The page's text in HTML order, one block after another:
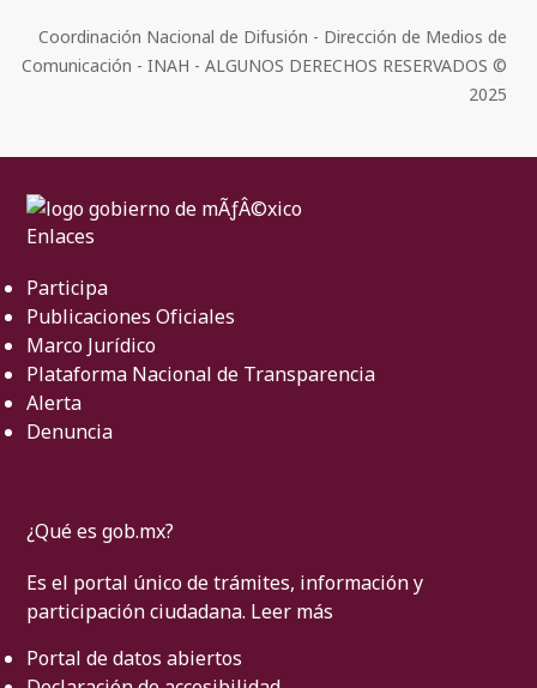
Coordinación Nacional de Difusión - Dirección de Medios de
Comunicación - INAH - ALGUNOS DERECHOS RESERVADOS ©
2025
Enlaces
Participa
Publicaciones Oficiales
Marco Jurídico
Plataforma Nacional de Transparencia
Alerta
Denuncia
¿Qué es gob.mx?
Es el portal único de trámites, información y
participación ciudadana. Leer más
Portal de datos abiertos